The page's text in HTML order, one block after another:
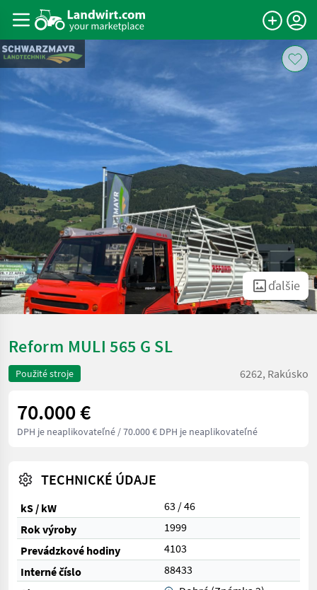
ďalšie
Reform MULI 565 G SL
Použité stroje 6262, Rakúsko
70.000 €
DPH je neaplikovateľné / 70.000 € DPH je neaplikovateľné
TECHNICKÉ ÚDAJE
kS / kW
63 / 46
Rok výroby
1999
Prevádzkové hodiny
4103
Interné číslo
88433